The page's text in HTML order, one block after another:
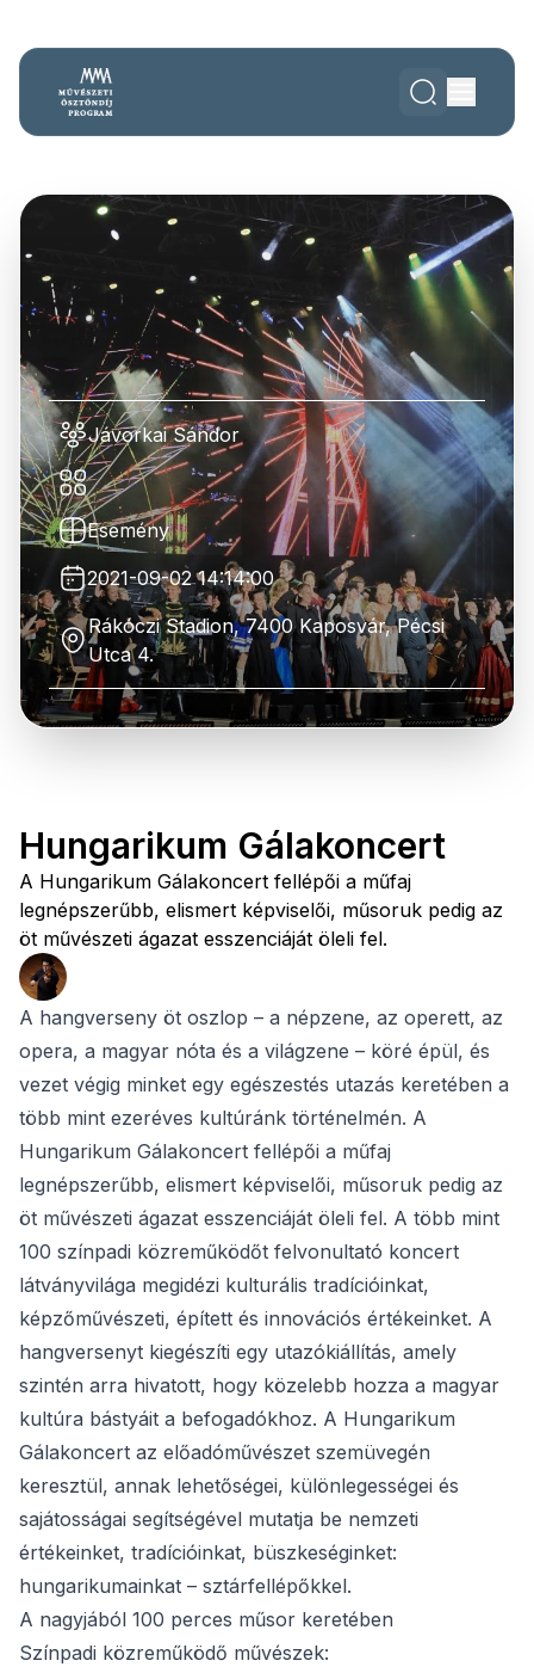
Jávorkai Sándor
Esemény
2021-09-02 14:14:00
Rákóczi Stadion, 7400 Kaposvár, Pécsi
Utca 4.
Hungarikum Gálakoncert
A Hungarikum Gálakoncert fellépői a műfaj
legnépszerűbb, elismert képviselői, műsoruk pedig az
öt művészeti ágazat esszenciáját öleli fel.
A hangverseny öt oszlop – a népzene, az operett, az
opera, a magyar nóta és a világzene – köré épül, és
vezet végig minket egy egészestés utazás keretében a
több mint ezeréves kultúránk történelmén. A
Hungarikum Gálakoncert fellépői a műfaj
legnépszerűbb, elismert képviselői, műsoruk pedig az
öt művészeti ágazat esszenciáját öleli fel. A több mint
100 színpadi közreműködőt felvonultató koncert
látványvilága megidézi kulturális tradícióinkat,
képzőművészeti, épített és innovációs értékeinket. A
hangversenyt kiegészíti egy utazókiállítás, amely
szintén arra hivatott, hogy közelebb hozza a magyar
kultúra bástyáit a befogadókhoz. A Hungarikum
Gálakoncert az előadóművészet szemüvegén
keresztül, annak lehetőségei, különlegességei és
sajátosságai segítségével mutatja be nemzeti
értékeinket, tradícióinkat, büszkeséginket:
hungarikumainkat – sztárfellépőkkel.
A nagyjából 100 perces műsor keretében
Színpadi közreműködő művészek: